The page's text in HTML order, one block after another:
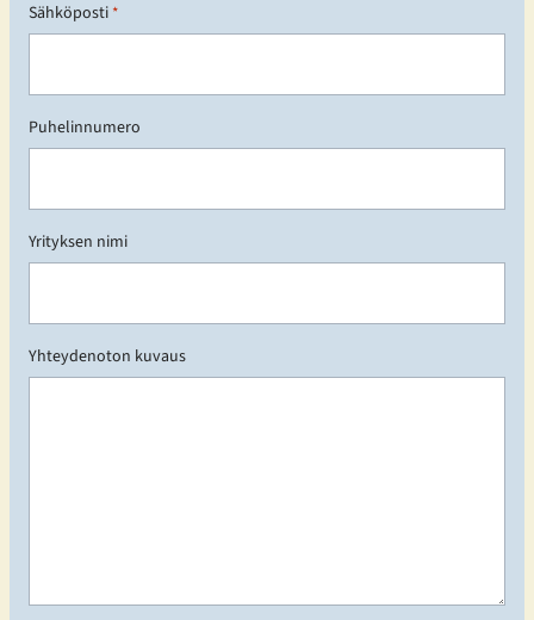
t
u
i
m
i
Sähköposti *
Puhelinnumero
Yrityksen nimi
Yhteydenoton kuvaus